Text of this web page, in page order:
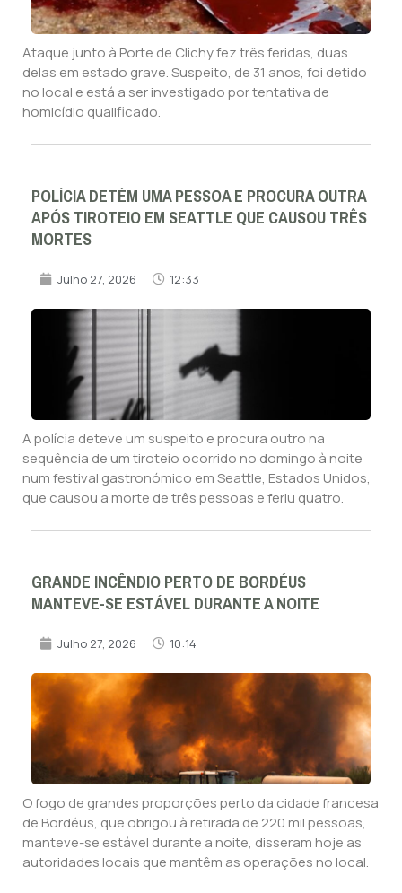
Ataque junto à Porte de Clichy fez três feridas, duas
delas em estado grave. Suspeito, de 31 anos, foi detido
no local e está a ser investigado por tentativa de
homicídio qualificado.
POLÍCIA DETÉM UMA PESSOA E PROCURA OUTRA
APÓS TIROTEIO EM SEATTLE QUE CAUSOU TRÊS
MORTES
Julho 27, 2026 12:33
A polícia deteve um suspeito e procura outro na
sequência de um tiroteio ocorrido no domingo à noite
num festival gastronómico em Seattle, Estados Unidos,
que causou a morte de três pessoas e feriu quatro.
GRANDE INCÊNDIO PERTO DE BORDÉUS
MANTEVE-SE ESTÁVEL DURANTE A NOITE
Julho 27, 2026 10:14
O fogo de grandes proporções perto da cidade francesa
de Bordéus, que obrigou à retirada de 220 mil pessoas,
manteve-se estável durante a noite, disseram hoje as
autoridades locais que mantêm as operações no local.